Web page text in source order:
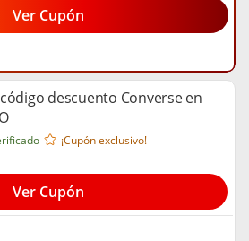
Ver Cupón
descuento Converse en
¡Cupón exclusivo!
Ver Cupón